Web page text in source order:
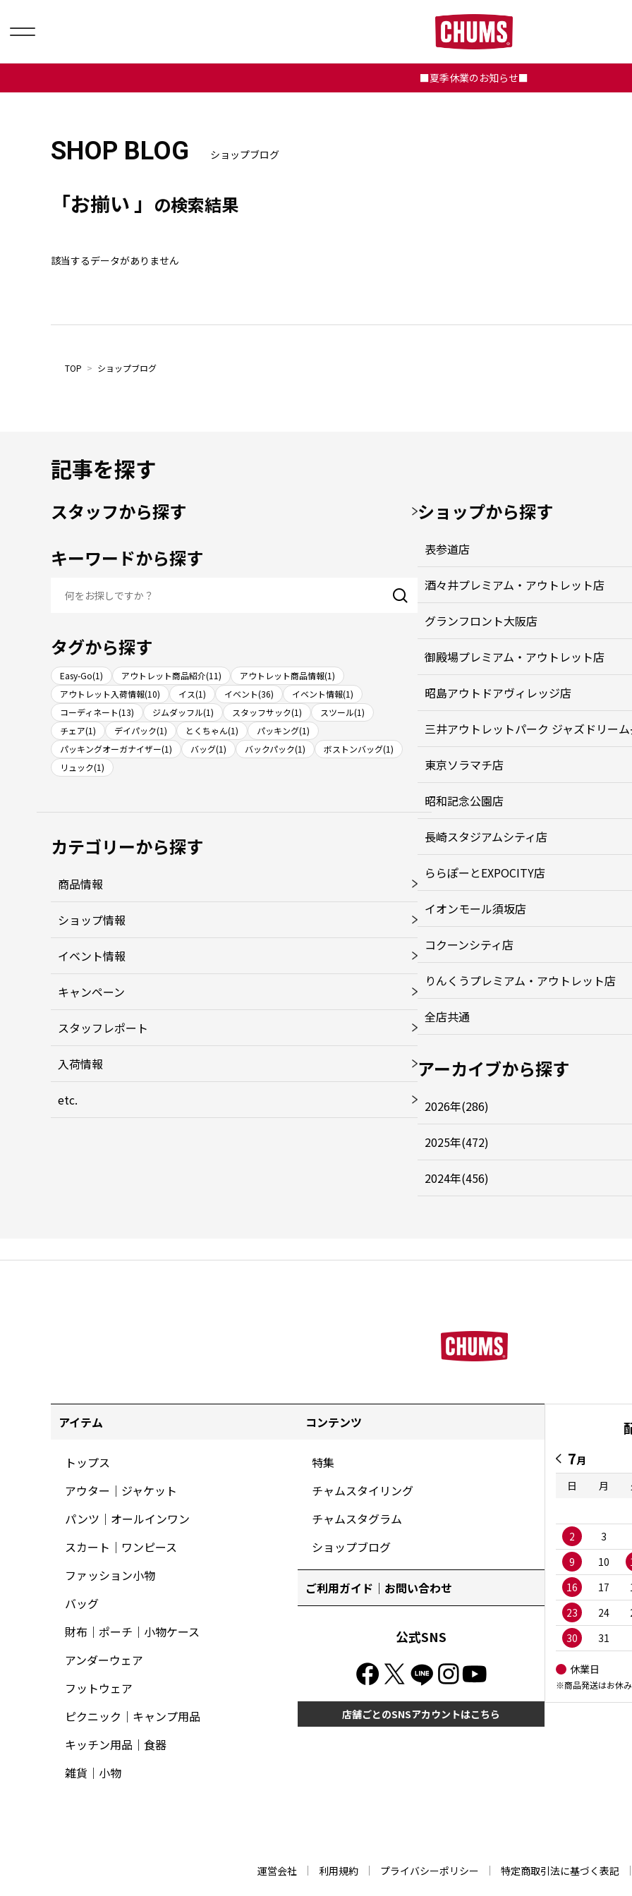
■夏季休業のお知らせ■
SHOP BLOG ショップブログ
「お揃い 」 の検索結果
該当するデータがありません
TOP > ショップブログ
記事を探す
スタッフから探す
キーワードから探す
タグから探す
Easy-Go(1) アウトレット商品紹介(11)
アウトレット商品情報(1)
アウトレット入荷情報(10)
イス(1) イベント(36)
イベント情報(1)
コーディネート(13)
ジムダッフル(1) スタッフサック(1)
スツール(1)
チェア(1)
デイパック(1) とくちゃん(1)
パッキング(1)
パッキングオーガナイザー(1)
バッグ(1) バックパック(1)
ボストンバッグ(1)
リュック(1)
カテゴリーから探す
商品情報
ショップ情報
イベント情報
キャンペーン
スタッフレポート
入荷情報
etc.
ショップから探す
表参道店
酒々井プレミアム・アウトレット店
グランフロント大阪店
御殿場プレミアム・アウトレット店
昭島アウトドアヴィレッジ店
三井アウトレットパーク ジャズドリー
東京ソラマチ店
昭和記念公園店
長崎スタジアムシティ店
ららぽーとEXPOCITY店
イオンモール須坂店
コクーンシティ店
りんくうプレミアム・アウトレット店
全店共通
アーカイブから探す
2026年(286)
2025年(472)
2024年(456)
アイテム
トップス
アウター｜ジャケット
パンツ｜オールインワン
スカート｜ワンピース
ファッション小物
バッグ
財布｜ポーチ｜小物ケース
アンダーウェア
フットウェア
ピクニック｜キャンプ用品
キッチン用品｜食器
雑貨｜小物
コンテンツ
特集
チャムスタイリング
チャムスタグラム
ショップブログ
ご利用ガイド｜お問い合わせ
公式SNS
店舗ごとのSNSアカウントはこちら
7月
日
月
2
3
9
10
16
17
23
24
30
31
休業日
※商品発送はお休
運営会社 利用規約 プライバシーポリシー 特定商取引法に基づく表記